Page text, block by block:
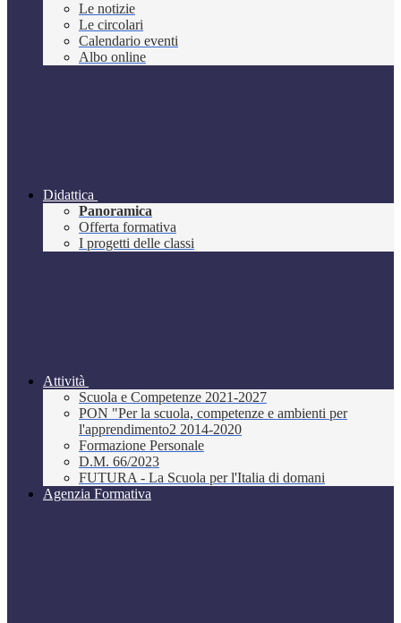
Le notizie
Le circolari
Calendario eventi
Albo online
Didattica
Panoramica
Offerta formativa
I progetti delle classi
Attività
Scuola e Competenze 2021-2027
PON "Per la scuola, competenze e ambienti per
l'apprendimento2 2014-2020
Formazione Personale
D.M. 66/2023
FUTURA - La Scuola per l'Italia di domani
Agenzia Formativa